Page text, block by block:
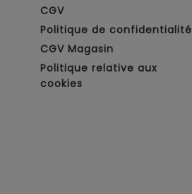
CGV
Politique de confidentialité
CGV Magasin
Politique relative aux
cookies